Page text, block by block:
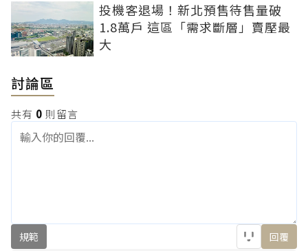
投機客退場！新北預售待售量破
1.8萬戶 這區「需求斷層」賣壓最
大
討論區
共有 0 則留言
規範 回覆